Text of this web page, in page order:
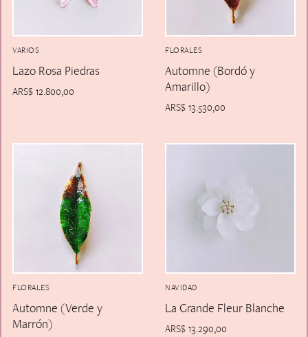
VARIOS
Lazo Rosa Piedras
ARS$ 12.800,00
FLORALES
Automne (Bordó y
Amarillo)
ARS$ 13.530,00
FLORALES
Automne (Verde y
Marrón)
NAVIDAD
La Grande Fleur Blanche
ARS$ 13.290,00